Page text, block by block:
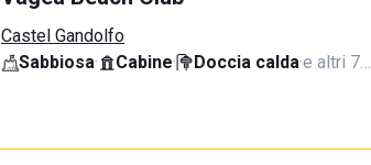
Castel Gandolfo
Sabbiosa· Cabine· Doccia calda·e altri 7…